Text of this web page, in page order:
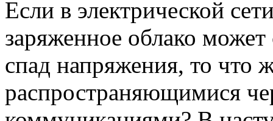
Если в электрической
заряженное облако
спад напряжения, то что
распространяющимися